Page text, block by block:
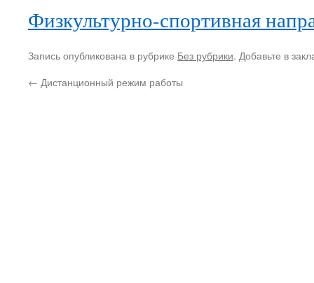
Физкультурно-спортивная
Запись опубликована в рубрике Без рубрики. Добавьте в
← Дистанционный режим работы